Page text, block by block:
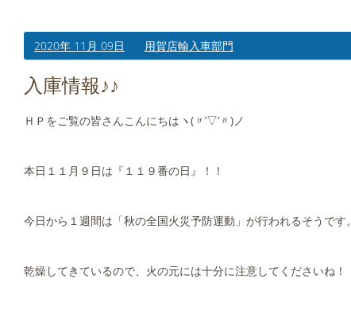
2020年 11月 09日 用賀店輸入車部門
入庫情報♪♪
ＨＰをご覧の皆さんこんにちはヽ(〃’▽’〃)ノ
本日１１月９日は『１１９番の日』！！
今日から１週間は「秋の全国火災予防運動」が行われるそうです。
乾燥してきているので、火の元には十分に注意してくださいね！